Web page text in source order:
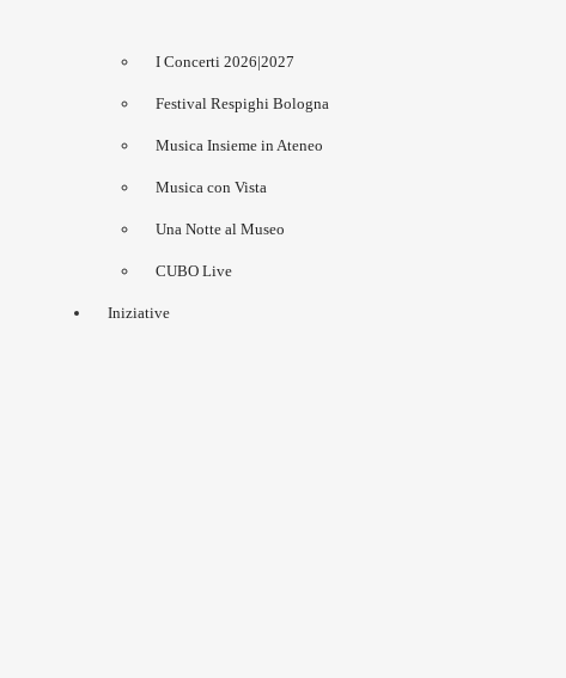
I Concerti 2026|2027
Festival Respighi Bologna
Musica Insieme in Ateneo
Musica con Vista
Una Notte al Museo
CUBO Live
Iniziative